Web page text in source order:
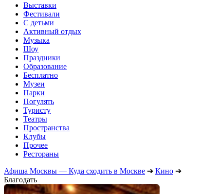
Выставки
Фестивали
С детьми
Активный отдых
Музыка
Шоу
Праздники
Образование
Бесплатно
Музеи
Парки
Погулять
Туристу
Театры
Пространства
Клубы
Прочее
Рестораны
Афиша Москвы — Куда сходить в Москве ➔ Кино ➔
Благодать